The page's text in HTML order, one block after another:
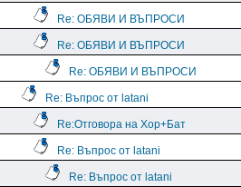
Re: ОБЯВИ И ВЪПРОСИ
Re: ОБЯВИ И ВЪПРОСИ
Re: ОБЯВИ И ВЪПРОСИ
Re: Въпрос от latani
Re:Отговора на Хор+Бат
Re: Въпрос от latani
Re: Въпрос от latani